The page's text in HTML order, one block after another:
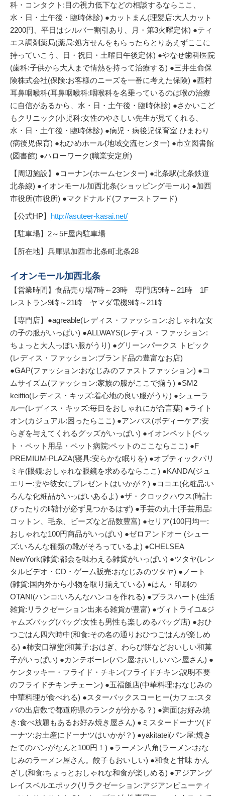
科・コンタクト:目の視力低下などの相談するならここ、
水・日・土午後・臨時休診) ●カットまん(理髪店:大人カット
2200円、平日はシルバー割引あり、月・第3火曜定休) ●ティ
エス調剤薬局(薬局:処方せんをもらったらとりあえずここに
持っていこう、日・祝日・土曜日午後定休) ●やなせ歯科医院
(歯科:子供から大人まで情熱を持って治療する) ●三井生命保
険株式会社(保険:お客様のニーズを一番に考えた保険) ●西村
耳鼻咽喉科(耳鼻咽喉科:咽喉科を名乗っているのは喉の治療
に自信があるから、水・日・土午後・臨時休診) ●さかいこど
もクリニック(小児科:女性のやさしい先生が見てくれる、
水・日・土午後・臨時休診) ●病児・病後児保育室 ひまわり
(病後児保育) ●ねひめホール(地域交流センター) ●市立図書館
(図書館) ●ハローワーク(職業安定所)
【周辺施設】●コーナン(ホームセンター) ●北条駅(北条鉄道
北条線) ●イオンモール加西北条(ショッピングモール) ●加西
市役所(市役所) ●マクドナルド(ファーストフード)
【公式HP】 http://asuteer-kasai.net/
【駐車場】2～5F屋内駐車場
【所在地】兵庫県加西市北条町北条28
イオンモール加西北条
【営業時間】食品売り場7時～23時 専門店9時～21時 1F
レストラン9時～21時 ヤマダ電機9時～21時
【専門店】●agreable(レディス・ファッション:おしゃれな女
の子の服がいっぱい) ●ALLWAYS(レディス・ファッション:
ちょっと大人っぽい服がうり) ●グリーンパークス トピック
(レディス・ファッション:ブランド品の豊富なお店)
●GAP(ファッション:おなじみのファストファッション) ●コ
ムサイズム(ファッション:家族の服がここで揃う) ●SM2
keittio(レディス・キッズ:着心地の良い服がうり) ●シューラ
ルー(レディス・キッズ:毎日をおしゃれにが合言葉) ●ライト
オン(カジュアル:困ったらここ) ●アンバス(ボディーケア:安
らぎを与えてくれるグッズがいっぱい) ●イオンペット(ペッ
ト・ペット用品・ペット病院:ペットのここならここ) ●F
PREMIUM-PLAZA(寝具:安らかな眠りを) ●オプティックパリ
ミキ(眼鏡:おしゃれな眼鏡を求めるならここ) ●KANDA(ジュ
エリー:妻や彼女にプレゼントはいかが？) ●ココエ(化粧品:い
ろんな化粧品がいっぱいあるよ) ●ザ・クロックハウス(時計:
ぴったりの時計が必ず見つかるはず) ●手芸の丸十(手芸用品:
コットン、毛糸、ビーズなど品数豊富) ●セリア(100円均一:
おしゃれな100円商品がいっぱい) ●ゼロアンドオー (シュー
ズ:いろんな種類の靴がそろっているよ) ●CHELSEA
NewYork(雑貨:都会を味わえる雑貨がいっぱい) ●ツタヤ(レン
タルビデオ・CD・ゲーム販売:おなじみのツタヤ) ●ノート
(雑貨:国内外から小物を取り揃えている) ●はん・印刷の
OTANI(ハンコ:いろんなハンコを作れる) ●プラスハート(生活
雑貨:リラクゼーション出来る雑貨が豊富) ●ヴィトライユ&ジ
ャムズバッグ(バッグ:女性も男性も楽しめるバッグ店) ●おひ
つごはん四六時中(和食:その名の通りおひつごはんが楽しめ
る) ●柿安口福堂(和菓子:おはぎ、わらび餅などおいしい和菓
子がいっぱい) ●カンテボーレ(パン屋:おいしいパン屋さん) ●
ケンタッキー・フライド・チキン(フライドチキン:説明不要
のフライドチキンチェーン) ●五福飯店(中華料理:おなじみの
中華料理が食べれる) ●スターバックスコーヒー(カフェ:スタ
バの出店数で都道府県のランクが分かる？) ●満面(お好み焼
き:食べ放題もあるお好み焼き屋さん) ●ミスタードーナツ(ド
ーナツ:お土産にドーナツはいかが？) ●yakitatei(パン屋:焼き
たてのパンがなんと100円！) ●ラーメン八角(ラーメン:おな
じみのラーメン屋さん。餃子もおいしい) ●和食と甘味 かん
ざし(和食:ちょっとおしゃれな和食が楽しめる) ●アジアング
レイスベルエポック(リラクゼーション:アジアンビューティ